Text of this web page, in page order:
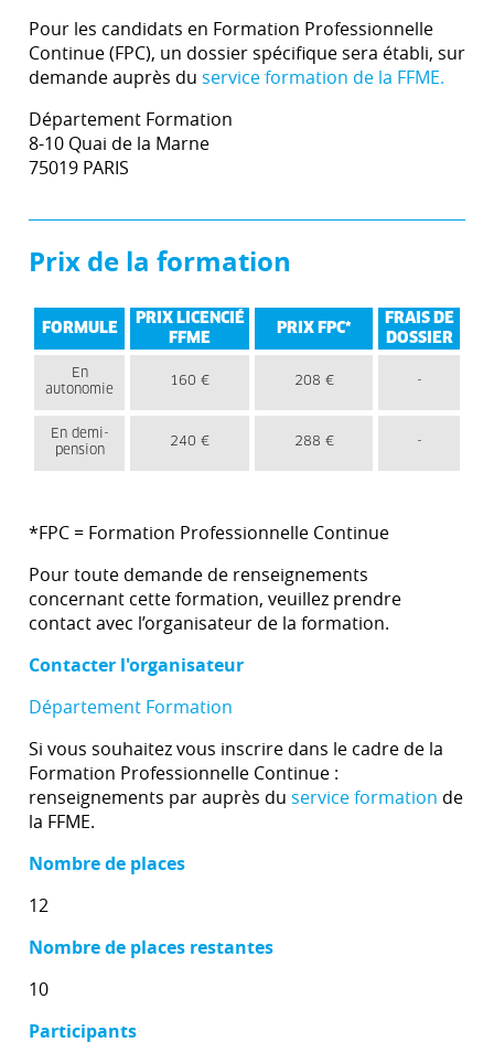
Pour les candidats en Formation Professionnelle
Continue (FPC), un dossier spécifique sera établi, sur
demande auprès du service formation de la FFME.
Département Formation
8-10 Quai de la Marne
75019 PARIS
Prix de la formation
FORMULE
PRIX LICENCIÉ
FFME
PRIX FPC*
FRAIS DE
DOSSIER
En
autonomie
160 € 208 € -
En demi-
pension
240 € 288 € -
*FPC = Formation Professionnelle Continue
Pour toute demande de renseignements
concernant cette formation, veuillez prendre
contact avec l’organisateur de la formation.
Contacter l'organisateur
Département Formation
Si vous souhaitez vous inscrire dans le cadre de la
Formation Professionnelle Continue :
renseignements par auprès du service formation de
la FFME.
Nombre de places
12
Nombre de places restantes
10
Participants